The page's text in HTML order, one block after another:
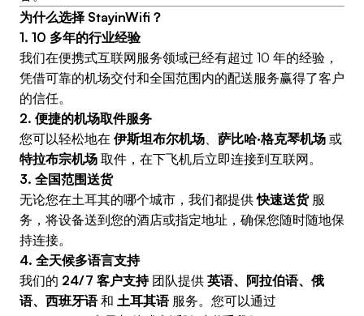
为什么选择 StayinWifi？
1. 10 多年的行业经验
我们在便携式互联网服务领域已经有超过 10 年的经验，
凭借可靠的机场交付和全国范围内的配送服务赢得了客户
的信任。
2. 便捷的机场取件服务
您可以轻松地在 伊斯坦布尔机场、 萨比哈·格克琴机场 或
特拉布宗机场 取件，在下飞机后立即连接到互联网。
3. 全国范围送货
无论您在土耳其的哪个城市，我们都提供快速送货服
务，将设备送到您的酒店或指定地址，确保您随时随地保
持连接。
4. 全天候多语言支持
我们的 24/7 客户支持团队提供 英语、阿拉伯语、俄
语、西班牙语和 土耳其语服务。您可以通过